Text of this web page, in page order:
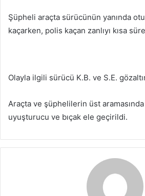
Şüpheli araçta sürücünün yanında
kaçarken, polis kaçan zanlıyı kısa
Olayla ilgili sürücü K.B. ve S.E.
Araçta ve şüphelilerin üst
uyuşturucu ve bıçak ele geçirildi.